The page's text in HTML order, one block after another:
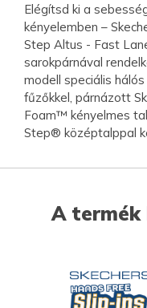
Elégítsd ki a
kényelemben –
Step Altus - Fast
sarokpárnával
modell speciális
fűzőkkel, párnázott
Foam™ kényelmes
Step® középtalppal
A termék